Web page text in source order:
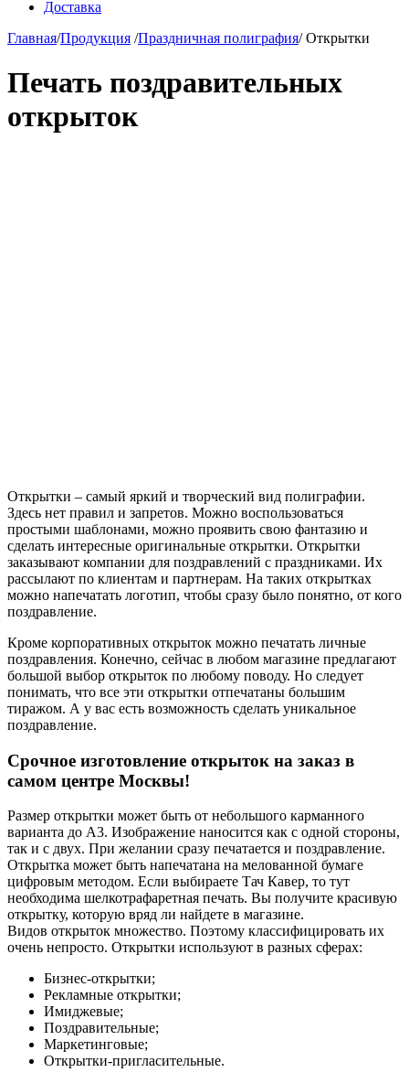
Доставка
Главная/Продукция /Праздничная полиграфия/Открытки
Печать поздравительных
открыток
Открытки – самый яркий и творческий вид полиграфии.
Здесь нет правил и запретов. Можно воспользоваться
простыми шаблонами, можно проявить свою фантазию и
сделать интересные оригинальные открытки. Открытки
заказывают компании для поздравлений с праздниками. Их
рассылают по клиентам и партнерам. На таких открытках
можно напечатать логотип, чтобы сразу было понятно, от кого
поздравление.
Кроме корпоративных открыток можно печатать личные
поздравления. Конечно, сейчас в любом магазине предлагают
большой выбор открыток по любому поводу. Но следует
понимать, что все эти открытки отпечатаны большим
тиражом. А у вас есть возможность сделать уникальное
поздравление.
Срочное изготовление открыток на заказ в
самом центре Москвы!
Размер открытки может быть от небольшого карманного
варианта до А3. Изображение наносится как с одной стороны,
так и с двух. При желании сразу печатается и поздравление.
Открытка может быть напечатана на мелованной бумаге
цифровым методом. Если выбираете Тач Кавер, то тут
необходима шелкотрафаретная печать. Вы получите красивую
открытку, которую вряд ли найдете в магазине.
Видов открыток множество. Поэтому классифицировать их
очень непросто. Открытки используют в разных сферах:
Бизнес-открытки;
Рекламные открытки;
Имиджевые;
Поздравительные;
Маркетинговые;
Открытки-пригласительные.